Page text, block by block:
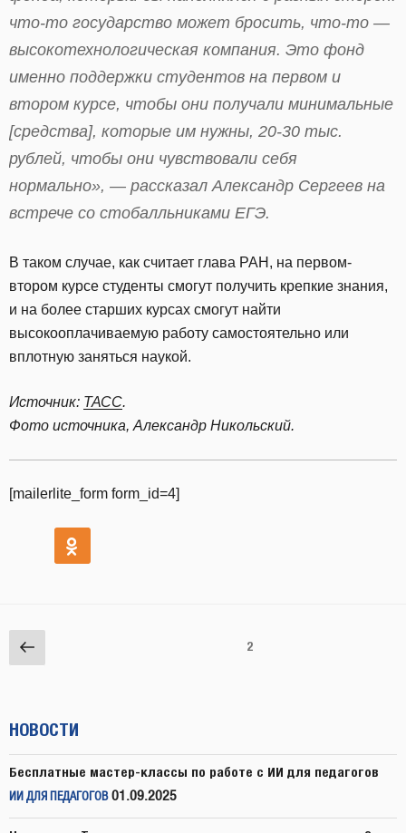
что-то государство может бросить, что-то —
высокотехнологическая компания. Это фонд
именно поддержки студентов на первом и
втором курсе, чтобы они получали минимальные
[средства], которые им нужны, 20-30 тыс.
рублей, чтобы они чувствовали себя
нормально», — рассказал Александр Сергеев на
встрече со стобалльниками ЕГЭ.
В таком случае, как считает глава РАН, на первом-
втором курсе студенты смогут получить крепкие знания,
и на более старших курсах смогут найти
высокооплачиваемую работу самостоятельно или
вплотную заняться наукой.
Источник: ТАСС.
Фото источника, Александр Никольский.
[mailerlite_form form_id=4]
Навигация
по
Предыдущая
страница
2
НОВОСТИ
Бесплатные мастер-классы по работе с ИИ для педагогов
ИИ ДЛЯ ПЕДАГОГОВ 01.09.2025